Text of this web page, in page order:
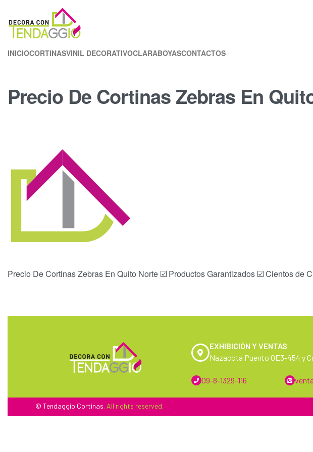
INICIOCORTINASVINIL DECORATIVOCLARABOYASCONTACTOS
Precio De Cortinas Zebras En
Precio De Cortinas Zebras En Quito Norte ☑️ Productos Garantizados ☑️ Cientos de
EXHIBICIÓN Y VENTAS
Nazacota Puento OE3-454 y
09-8-1329-116
© Tendaggio Cortinas. All rights reserved.